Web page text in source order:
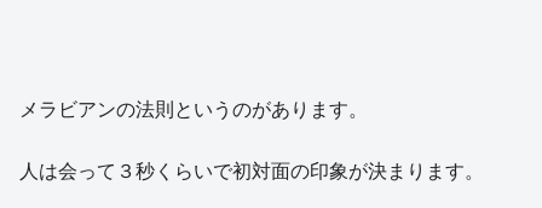
メラビアンの法則というのがあります。
人は会って３秒くらいで初対面の印象が決まります。